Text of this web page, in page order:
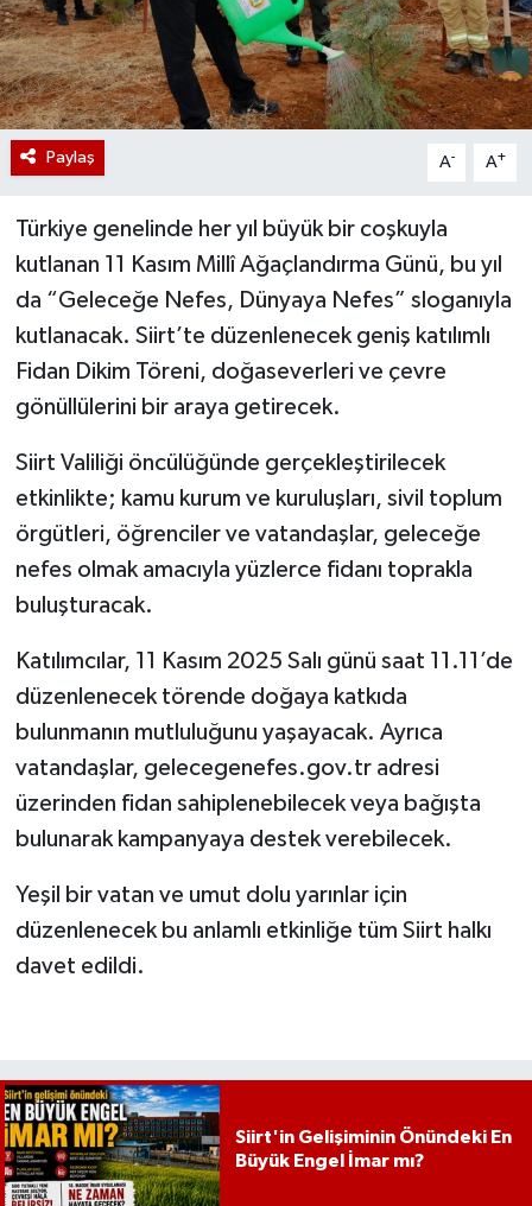
Paylaş A- A+
Türkiye genelinde her yıl büyük bir coşkuyla
kutlanan 11 Kasım Millî Ağaçlandırma Günü, bu yıl
da “Geleceğe Nefes, Dünyaya Nefes” sloganıyla
kutlanacak. Siirt’te düzenlenecek geniş katılımlı
Fidan Dikim Töreni, doğaseverleri ve çevre
gönüllülerini bir araya getirecek.
Siirt Valiliği öncülüğünde gerçekleştirilecek
etkinlikte; kamu kurum ve kuruluşları, sivil toplum
örgütleri, öğrenciler ve vatandaşlar, geleceğe
nefes olmak amacıyla yüzlerce fidanı toprakla
buluşturacak.
Katılımcılar, 11 Kasım 2025 Salı günü saat 11.11’de
düzenlenecek törende doğaya katkıda
bulunmanın mutluluğunu yaşayacak. Ayrıca
vatandaşlar, gelecegenefes.gov.tr adresi
üzerinden fidan sahiplenebilecek veya bağışta
bulunarak kampanyaya destek verebilecek.
Yeşil bir vatan ve umut dolu yarınlar için
düzenlenecek bu anlamlı etkinliğe tüm Siirt halkı
davet edildi.
Siirt'in Gelişiminin Önündeki En
Büyük Engel İmar mı?